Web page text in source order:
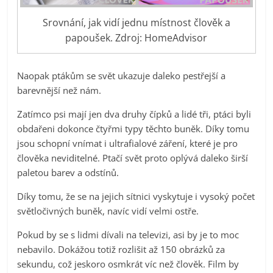
Srovnání, jak vidí jednu místnost člověk a
papoušek. Zdroj: HomeAdvisor
Naopak ptákům se svět ukazuje daleko pestřejší a
barevnější než nám.
Zatímco psi mají jen dva druhy čípků a lidé tři, ptáci byli
obdařeni dokonce čtyřmi typy těchto buněk. Díky tomu
jsou schopní vnímat i ultrafialové záření, které je pro
člověka neviditelné. Ptačí svět proto oplývá daleko širší
paletou barev a odstínů.
Díky tomu, že se na jejich sítnici vyskytuje i vysoký počet
světločivných buněk, navíc vidí velmi ostře.
Pokud by se s lidmi dívali na televizi, asi by je to moc
nebavilo. Dokážou totiž rozlišit až 150 obrázků za
sekundu, což jeskoro osmkrát víc než člověk. Film by